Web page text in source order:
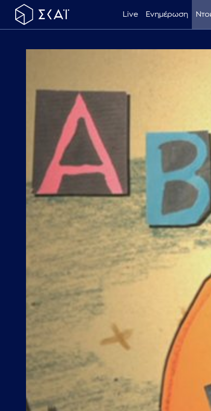
Live Ενημέρωση